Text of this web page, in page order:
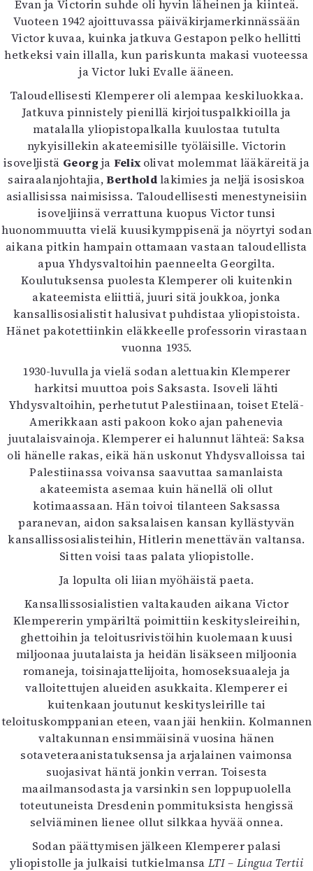
Evan ja Victorin suhde oli hyvin läheinen ja kiinteä.
Vuoteen 1942 ajoittuvassa päiväkirjamerkinnässään
Victor kuvaa, kuinka jatkuva Gestapon pelko hellitti
hetkeksi vain illalla, kun pariskunta makasi vuoteessa
ja Victor luki Evalle ääneen.
Taloudellisesti Klemperer oli alempaa keskiluokkaa.
Jatkuva pinnistely pienillä kirjoituspalkkioilla ja
matalalla yliopistopalkalla kuulostaa tutulta
nykyisillekin akateemisille työläisille. Victorin
isoveljistä Georg ja Felixolivat molemmat lääkäreitä ja
sairaalanjohtajia,Bertholdlakimies ja neljä isosiskoa
asiallisissa naimisissa. Taloudellisesti menestyneisiin
isoveljiinsä verrattuna kuopus Victor tunsi
huonommuutta vielä kuusikymppisenä ja nöyrtyi sodan
aikana pitkin hampain ottamaan vastaan taloudellista
apua Yhdysvaltoihin paenneelta Georgilta.
Koulutuksensa puolesta Klemperer oli kuitenkin
akateemista eliittiä, juuri sitä joukkoa, jonka
kansallisosialistit halusivat puhdistaa yliopistoista.
Hänet pakotettiinkin eläkkeelle professorin virastaan
vuonna 1935.
1930-luvulla ja vielä sodan alettuakin Klemperer
harkitsi muuttoa pois Saksasta. Isoveli lähti
Yhdysvaltoihin, perhetutut Palestiinaan, toiset Etelä-
Amerikkaan asti pakoon koko ajan pahenevia
juutalaisvainoja. Klemperer ei halunnut lähteä: Saksa
oli hänelle rakas, eikä hän uskonut Yhdysvalloissa tai
Palestiinassa voivansa saavuttaa samanlaista
akateemista asemaa kuin hänellä oli ollut
kotimaassaan. Hän toivoi tilanteen Saksassa
paranevan, aidon saksalaisen kansan kyllästyvän
kansallissosialisteihin, Hitlerin menettävän valtansa.
Sitten voisi taas palata yliopistolle.
Ja lopulta oli liian myöhäistä paeta.
Kansallissosialistien valtakauden aikana Victor
Klempererin ympäriltä poimittiin keskitysleireihin,
ghettoihin ja teloitusrivistöihin kuolemaan kuusi
miljoonaa juutalaista ja heidän lisäkseen miljoonia
romaneja, toisinajattelijoita, homoseksuaaleja ja
valloitettujen alueiden asukkaita. Klemperer ei
kuitenkaan joutunut keskitysleirille tai
teloituskomppanian eteen, vaan jäi henkiin. Kolmannen
valtakunnan ensimmäisinä vuosina hänen
sotaveteraanistatuksensa ja arjalainen vaimonsa
suojasivat häntä jonkin verran. Toisesta
maailmansodasta ja varsinkin sen loppupuolella
toteutuneista Dresdenin pommituksista hengissä
selviäminen lienee ollut silkkaa hyvää onnea.
Sodan päättymisen jälkeen Klemperer palasi
yliopistolle ja julkaisi tutkielmansaLTI – Lingua Tertii